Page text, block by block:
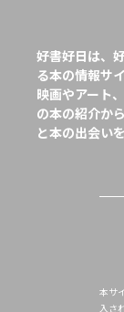
好書好日は、
る本の情報サ
映画やアート
の本の紹介か
と本の出会い
本サ
入さ